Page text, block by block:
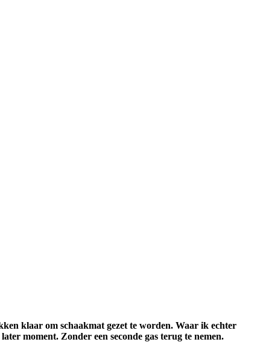
klaar om schaakmat gezet te worden. Waar ik echter
moment. Zonder een seconde gas terug te nemen.